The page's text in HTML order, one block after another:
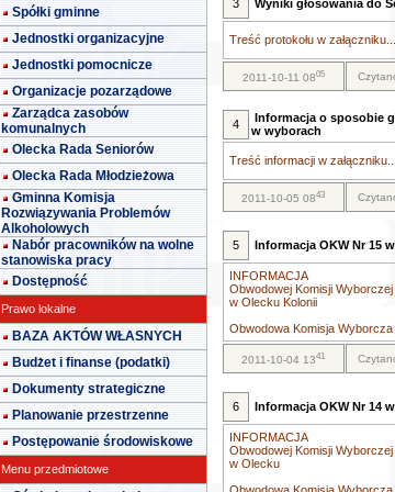
Spółki gminne
Jednostki organizacyjne
Jednostki pomocnicze
Organizacje pozarządowe
Zarządca zasobów
komunalnych
Olecka Rada Seniorów
Olecka Rada Młodzieżowa
Gminna Komisja
Rozwiązywania Problemów
Alkoholowych
Nabór pracowników na wolne
stanowiska pracy
Dostępność
Prawo lokalne
BAZA AKTÓW WŁASNYCH
Budżet i finanse (podatki)
Dokumenty strategiczne
Planowanie przestrzenne
Postępowanie środowiskowe
Menu przedmiotowe
3 Wyniki głosowania do
Treść protokołu w załączniku...
2011-10-11 0805
4
Informacja o sposobie
w wyborach
Treść informacji w załączniku...
2011-10-05 0843
5 Informacja OKW Nr 15
INFORMACJA
Obwodowej Komisji Wyborczej
w Olecku Kolonii
Obwodowa Komisja Wyborcza
2011-10-04 1341
6 Informacja OKW Nr 14
INFORMACJA
Obwodowej Komisji Wyborczej
w Olecku